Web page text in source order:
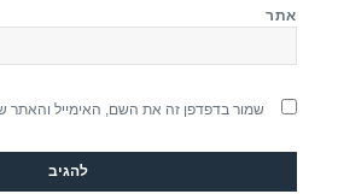
אתר
שמור בדפדפן זה את השם, האימייל והאתר